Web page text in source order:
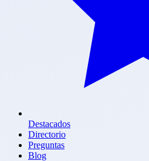
Destacados
Directorio
Preguntas
Blog